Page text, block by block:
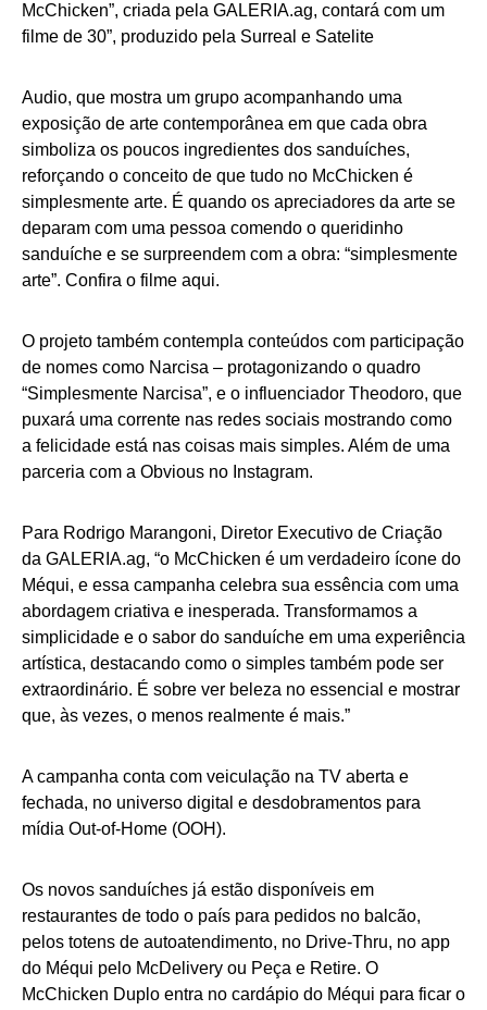
McChicken”, criada pela GALERIA.ag, contará com um
filme de 30”, produzido pela Surreal e Satelite
Audio, que mostra um grupo acompanhando uma
exposição de arte contemporânea em que cada obra
simboliza os poucos ingredientes dos sanduíches,
reforçando o conceito de que tudo no McChicken é
simplesmente arte. É quando os apreciadores da arte se
deparam com uma pessoa comendo o queridinho
sanduíche e se surpreendem com a obra: “simplesmente
arte”. Confira o filme aqui.
O projeto também contempla conteúdos com participação
de nomes como Narcisa – protagonizando o quadro
“Simplesmente Narcisa”, e o influenciador Theodoro, que
puxará uma corrente nas redes sociais mostrando como
a felicidade está nas coisas mais simples. Além de uma
parceria com a Obvious no Instagram.
Para Rodrigo Marangoni, Diretor Executivo de Criação
da GALERIA.ag, “o McChicken é um verdadeiro ícone do
Méqui, e essa campanha celebra sua essência com uma
abordagem criativa e inesperada. Transformamos a
simplicidade e o sabor do sanduíche em uma experiência
artística, destacando como o simples também pode ser
extraordinário. É sobre ver beleza no essencial e mostrar
que, às vezes, o menos realmente é mais.”
A campanha conta com veiculação na TV aberta e
fechada, no universo digital e desdobramentos para
mídia Out-of-Home (OOH).
Os novos sanduíches já estão disponíveis em
restaurantes de todo o país para pedidos no balcão,
pelos totens de autoatendimento, no Drive-Thru, no app
do Méqui pelo McDelivery ou Peça e Retire. O
McChicken Duplo entra no cardápio do Méqui para ficar o